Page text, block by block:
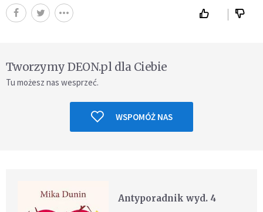
Tworzymy DEON.pl dla Ciebie
Tu możesz nas wesprzeć.
WSPOMÓŻ NAS
Antyporadnik wyd. 4